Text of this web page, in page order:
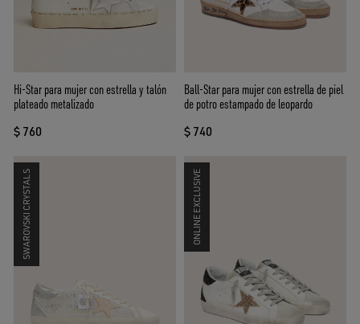
Hi-Star para mujer con estrella y talón
plateado metalizado
$ 760
Ball-Star para mujer con estrella de piel
de potro estampado de leopardo
$ 740
SWAROVSKI CRYSTALS ONLINE EXCLUSIVE